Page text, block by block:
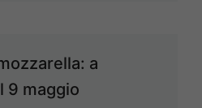
a
9 maggio